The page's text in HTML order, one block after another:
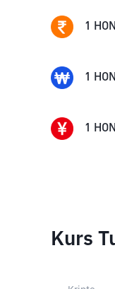
1
1
1
Kurs